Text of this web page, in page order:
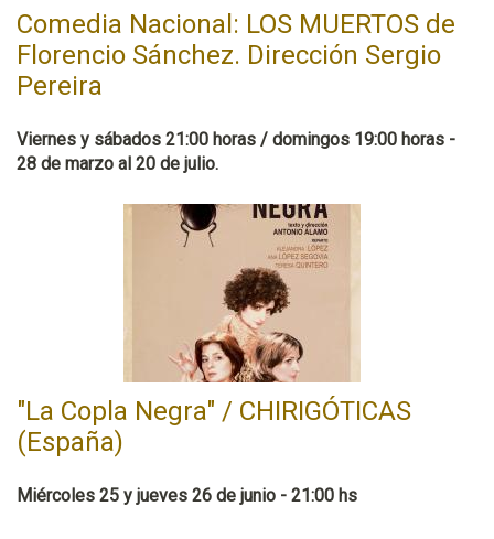
Comedia Nacional: LOS MUERTOS de
Florencio Sánchez. Dirección Sergio
Pereira
Viernes y sábados 21:00 horas / domingos 19:00 horas -
28 de marzo al 20 de julio.
"La Copla Negra" / CHIRIGÓTICAS
(España)
Miércoles 25 y jueves 26 de junio - 21:00 hs